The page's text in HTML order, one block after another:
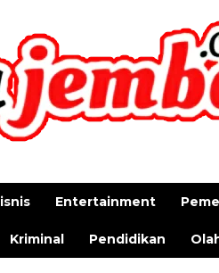
Entertainment
Kriminal Pendidikan